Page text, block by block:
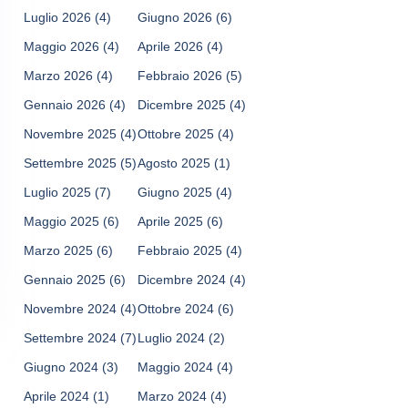
Luglio 2026 (4) Giugno 2026 (6)
Maggio 2026 (4) Aprile 2026 (4)
Marzo 2026 (4) Febbraio 2026 (5)
Gennaio 2026 (4) Dicembre 2025 (4)
Novembre 2025 (4)Ottobre 2025 (4)
Settembre 2025 (5)Agosto 2025 (1)
Luglio 2025 (7) Giugno 2025 (4)
Maggio 2025 (6) Aprile 2025 (6)
Marzo 2025 (6) Febbraio 2025 (4)
Gennaio 2025 (6) Dicembre 2024 (4)
Novembre 2024 (4)Ottobre 2024 (6)
Settembre 2024 (7)Luglio 2024 (2)
Giugno 2024 (3) Maggio 2024 (4)
Aprile 2024 (1) Marzo 2024 (4)